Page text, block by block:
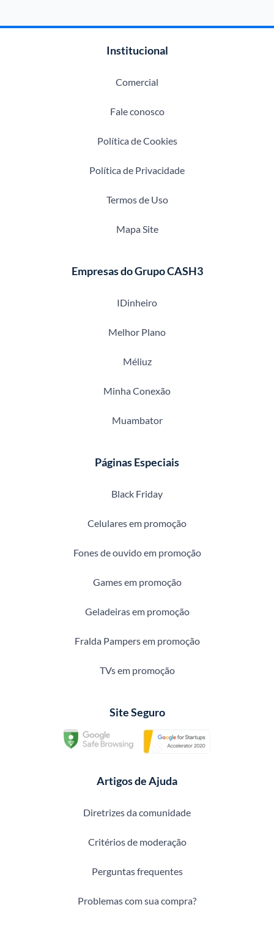
Institucional
Comercial
Fale conosco
Política de Cookies
Política de Privacidade
Termos de Uso
Mapa Site
Empresas do Grupo CASH3
IDinheiro
Melhor Plano
Méliuz
Minha Conexão
Muambator
Páginas Especiais
Black Friday
Celulares em promoção
Fones de ouvido em promoção
Games em promoção
Geladeiras em promoção
Fralda Pampers em promoção
TVs em promoção
Site Seguro
Artigos de Ajuda
Diretrizes da comunidade
Critérios de moderação
Perguntas frequentes
Problemas com sua compra?